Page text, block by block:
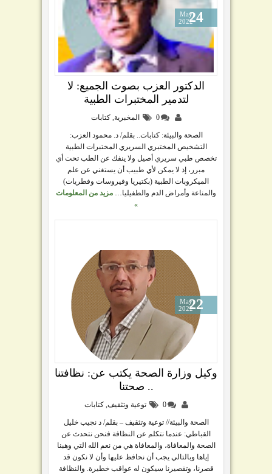
الدكتور العزب بصوت الجميع: لا
لتدمير المختبرات الطبية
0 المخبرية كتابات
الصحة والبيئة: كتابات.. بقلم/ د. محمود العزب:
التشخيص المختبري السريري المختبرات الطبية
تخصص طبي سريري أصيل ولا ينفك عن الطب تحت أي
مبرر، إذ لا يمكن لأي طبيب أن يستغني عن علم
الميكروبات الطبية (بكتيريا وفيروسات وفطريات)
والمناعة وأمراض الدم والطفيليا…
مزيد من المعلومات
»
24
May
2022
وكيل وزارة الصحة يكتب عن: نظافتنا
.. صحتنا
0 توعية وتثقيف كتابات
الصحة والبيئة// توعية وتثقيف – بقلم/ د نجيب خليل
القباطي: عندما نتكلم عن النظافة فنحن نتحدث عن
الصحة والمعافاة، والمعافاة هي من نعم الله التي وهبنا
إياها وبالتالي يجب أن نحافظ عليها وأن لا نكون قد
قصرنا، وتقصيرنا سيكون له عواقب خطيرة. والنظافة
22
May
2022